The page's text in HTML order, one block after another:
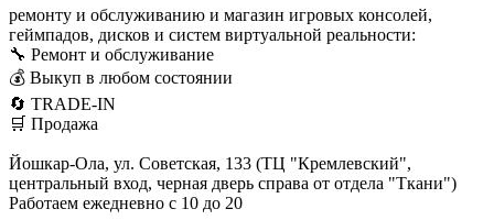
ремонту и обслуживанию и магазин игровых консолей,
геймпадов, дисков и систем виртуальной реальности:
🔧 Ремонт и обслуживание
💰 Выкуп в любом состоянии
🔄 TRADE-IN
🛒 Продажа
Йошкар-Ола, ул. Советская, 133 (ТЦ "Кремлевский",
центральный вход, черная дверь справа от отдела "Ткани")
Работаем ежедневно с 10 до 20